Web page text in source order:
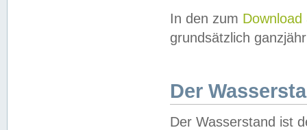
In den zum Download
grundsätzlich
Der
Der Wasserstand ist